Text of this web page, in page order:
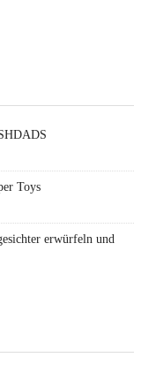
Toys
erwürfeln und